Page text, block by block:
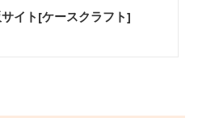
イト[ケースクラフト]